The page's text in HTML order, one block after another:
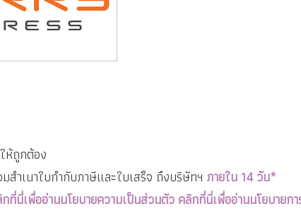
ห้ถูกต้อง
ำเนาใบกำกับภาษีและใบเสร็จ ถึงบริษัทฯ ภายใน 14 วัน*
ที่นี่เพื่ออ่านนโยบายความเป็นส่วนตัว คลิกที่นี่เพื่ออ่านนโยบายก